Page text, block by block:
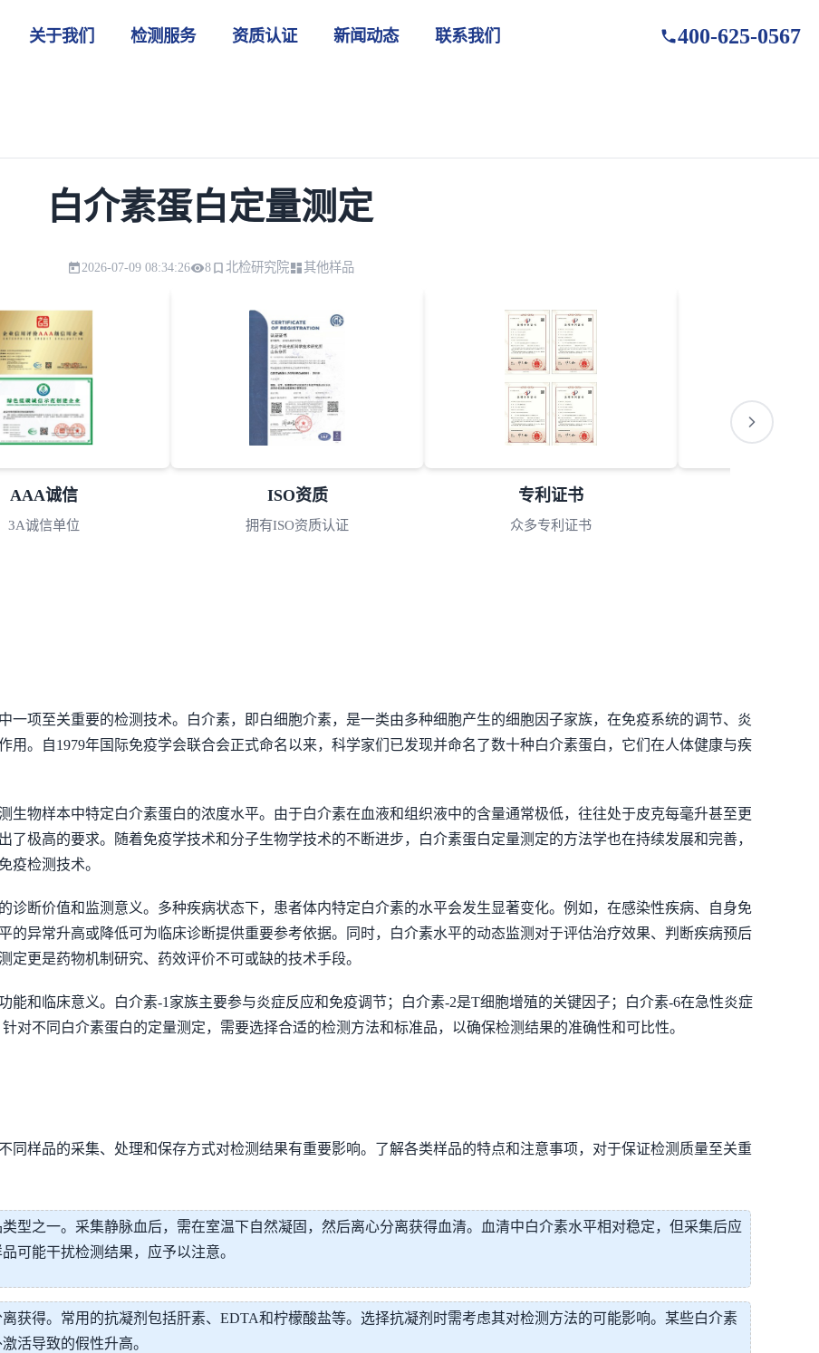
关于我们 检测服务 资质认证 新闻动态 联系我们 400-625-0567
白介素蛋白定量测定
2026-07-09 08:34:26 8 北检研究院 其他样品
AAA诚信
3A诚信单位
ISO资质
拥有ISO资质认证
专利证书
众多专利证书
一项至关重要的检测技术。白介素，即白细胞介素，是一类由多种细胞产生的细胞因子家族，在免疫系统的调节、炎
用。自1979年国际免疫学会联合会正式命名以来，科学家们已发现并命名了数十种白介素蛋白，它们在人体健康与疾
生物样本中特定白介素蛋白的浓度水平。由于白介素在血液和组织液中的含量通常极低，往往处于皮克每毫升甚至更
极高的要求。随着免疫学技术和分子生物学技术的不断进步，白介素蛋白定量测定的方法学也在持续发展和完善，
疫检测技术。
诊断价值和监测意义。多种疾病状态下，患者体内特定白介素的水平会发生显著变化。例如，在感染性疾病、自身免
的异常升高或降低可为临床诊断提供重要参考依据。同时，白介素水平的动态监测对于评估治疗效果、判断疾病预后
更是药物机制研究、药效评价不可或缺的技术手段。
能和临床意义。白介素-1家族主要参与炎症反应和免疫调节；白介素-2是T细胞增殖的关键因子；白介素-6在急性炎症
对不同白介素蛋白的定量测定，需要选择合适的检测方法和标准品，以确保检测结果的准确性和可比性。
同样品的采集、处理和保存方式对检测结果有重要影响。了解各类样品的特点和注意事项，对于保证检测质量至关重
型之一。采集静脉血后，需在室温下自然凝固，然后离心分离获得血清。血清中白介素水平相对稳定，但采集后应
可能干扰检测结果，应予以注意。
获得。常用的抗凝剂包括肝素、EDTA和柠檬酸盐等。选择抗凝剂时需考虑其对检测方法的可能影响。某些白介素
活导致的假性升高。